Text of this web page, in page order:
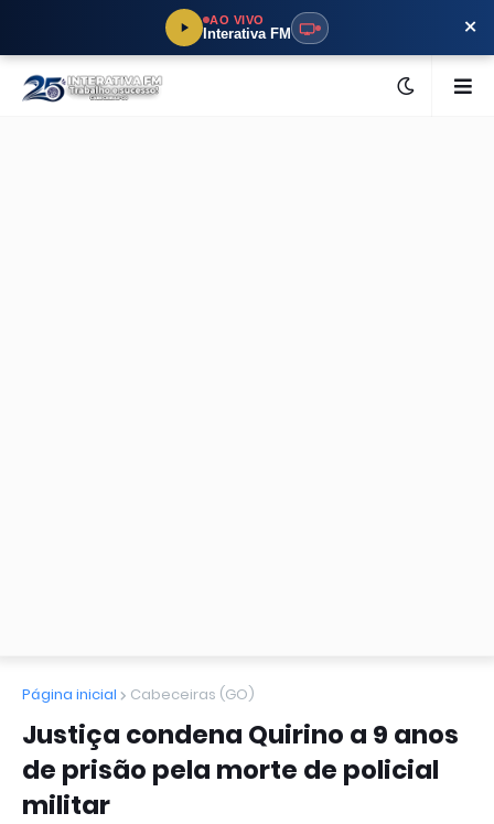
AO VIVO
Interativa FM ×
Página inicial Cabeceiras (GO)
Justiça condena Quirino a 9 anos
de prisão pela morte de policial
militar